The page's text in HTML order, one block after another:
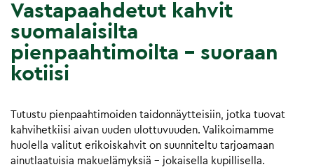
Vastapaahdetut kahvit
suomalaisilta
pienpaahtimoilta – suoraan
kotiisi
Tutustu pienpaahtimoiden taidonnäytteisiin, jotka tuovat
kahvihetkiisi aivan uuden ulottuvuuden. Valikoimamme
huolella valitut erikoiskahvit on suunniteltu tarjoamaan
ainutlaatuisia makuelämyksiä – jokaisella kupillisella.